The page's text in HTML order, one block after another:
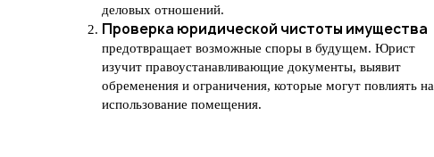
деловых отношений.
Проверка юридической чистоты имущества
предотвращает возможные споры в будущем. Юрист
изучит правоустанавливающие документы, выявит
обременения и ограничения, которые могут повлиять на
использование помещения.